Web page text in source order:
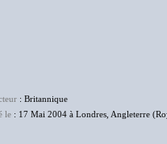
: Britannique
le : 17 Mai 2004 à Londres, Angleterre